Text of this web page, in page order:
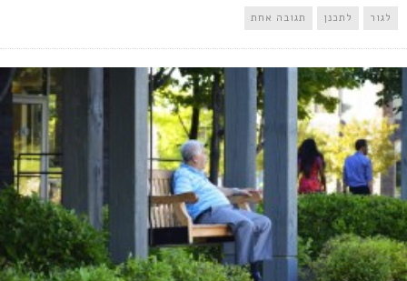
לגור לתכנן תגובה אחת